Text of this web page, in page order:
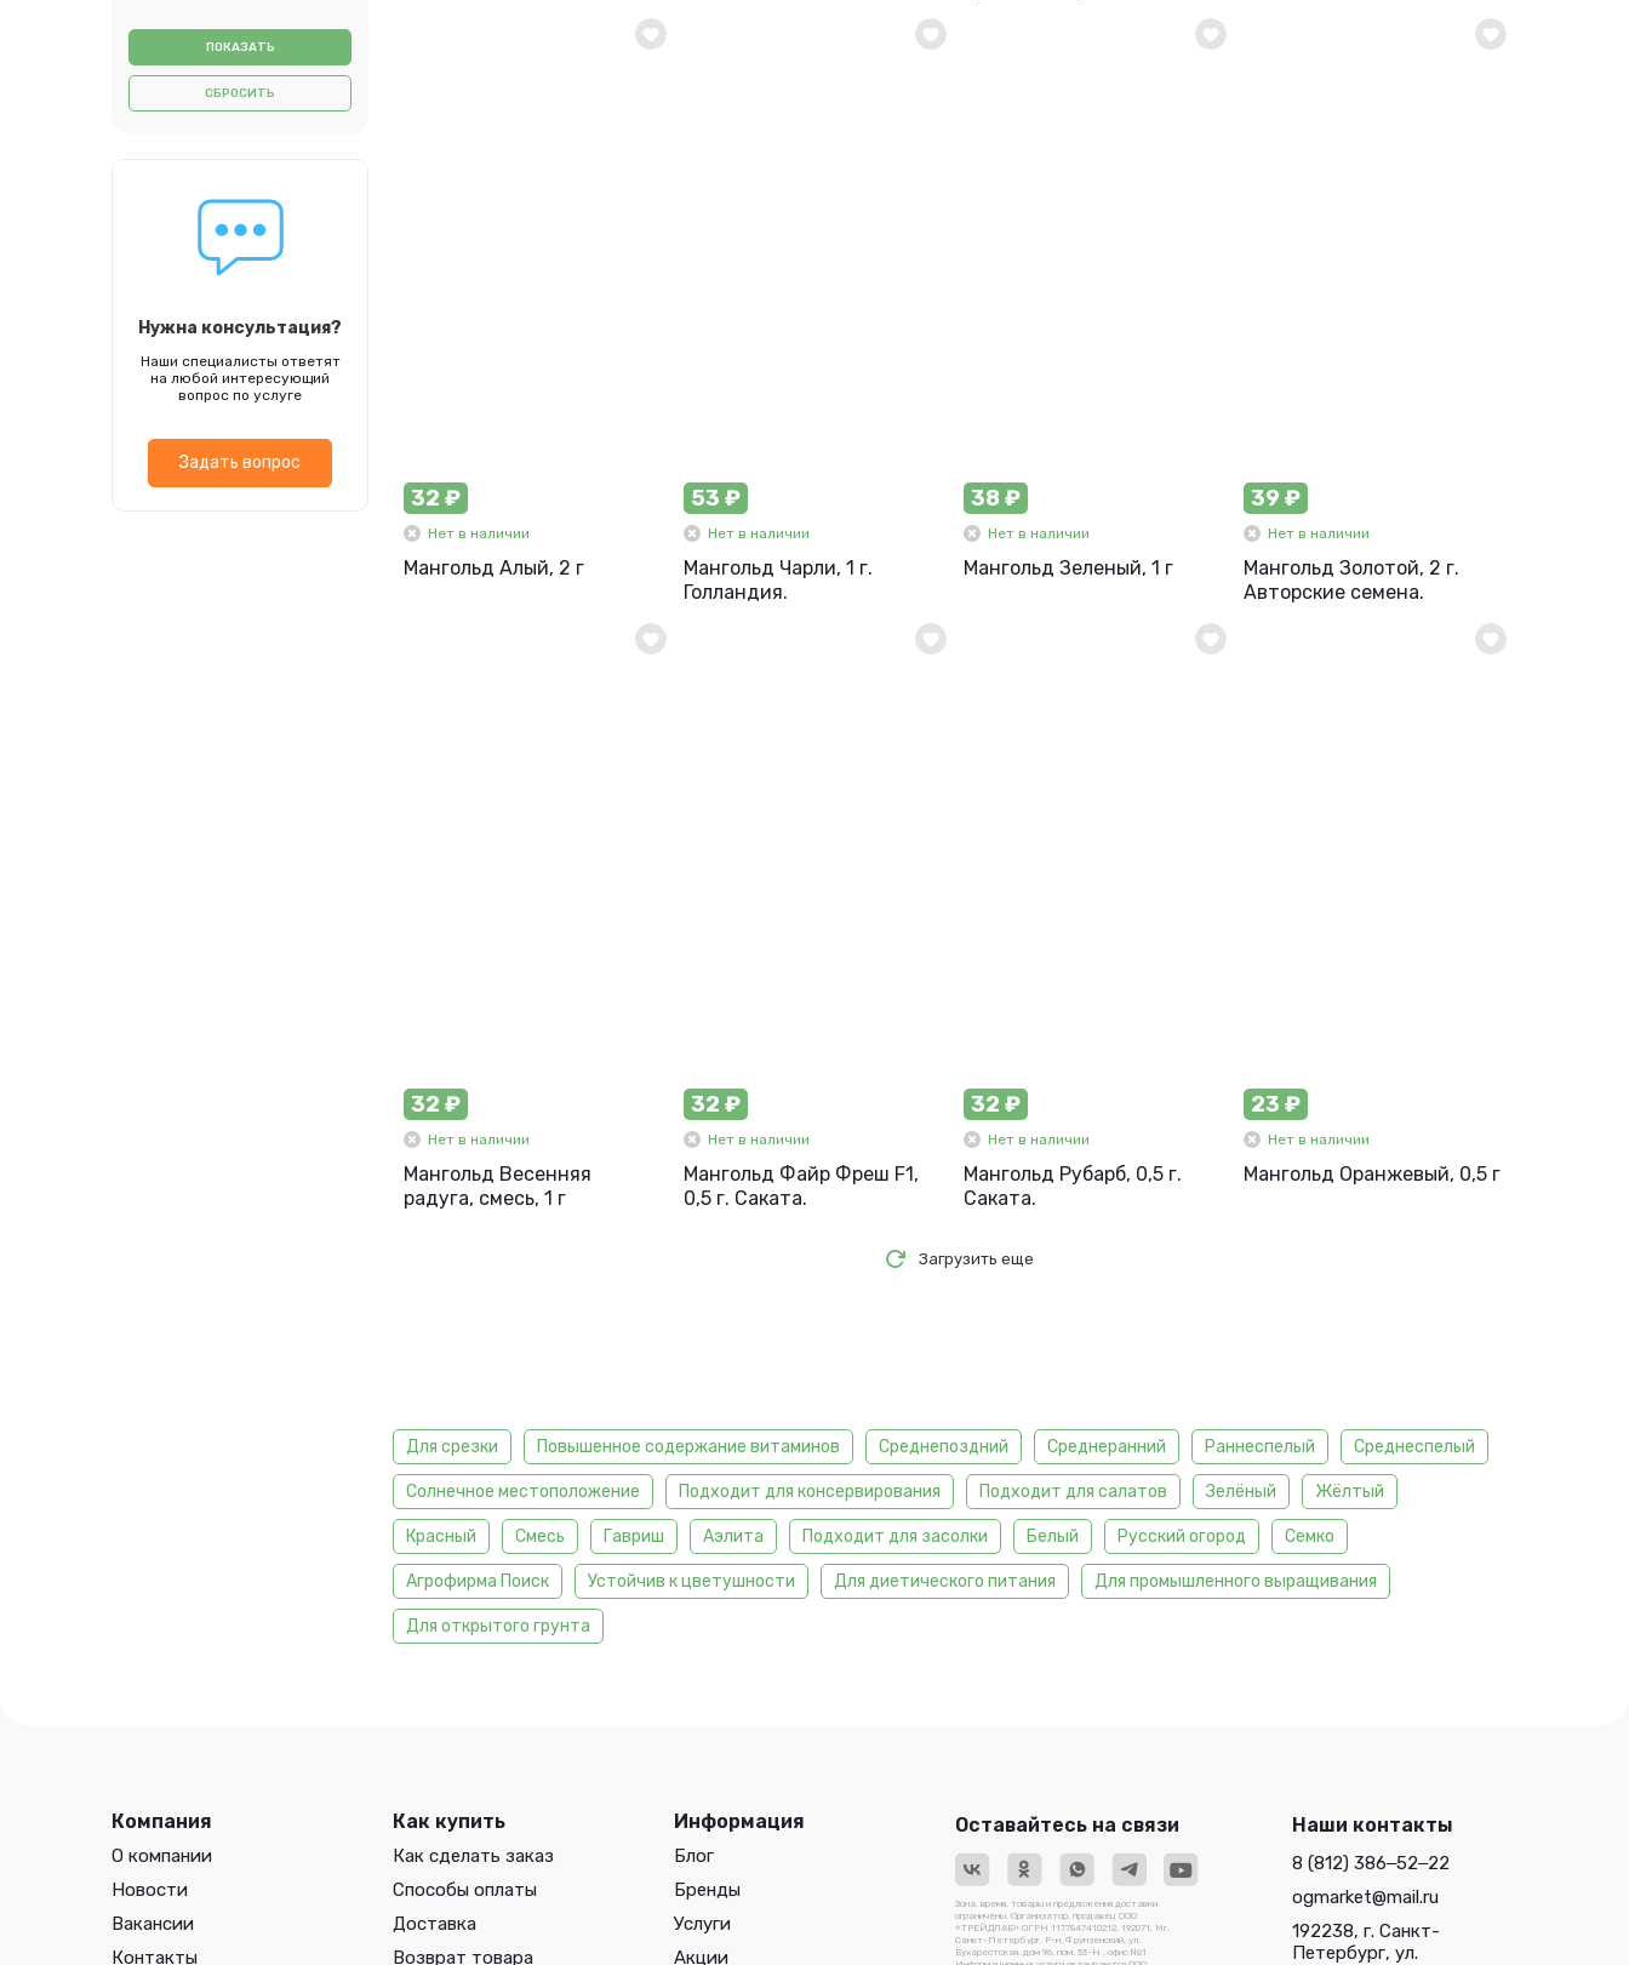
СБРОСИТЬ
Нужна консультация?
Наши специалисты ответят
на любой интересующий
вопрос по услуге
Задать вопрос
32 ₽
Нет в наличии
Мангольд Алый, 2 г
53 ₽
Нет в наличии
Мангольд Чарли, 1 г.
Голландия.
38 ₽
Нет в наличии
Мангольд Зеленый, 1 г
39 ₽
Нет в наличии
Мангольд Золотой, 2 г.
Авторские семена.
32 ₽
Нет в наличии
Мангольд Весенняя
радуга, смесь, 1 г
32 ₽
Нет в наличии
Мангольд Файр Фреш F1,
0,5 г. Саката.
32 ₽
Нет в наличии
Мангольд Рубарб, 0,5 г.
Саката.
23 ₽
Нет в наличии
Мангольд Оранжевый, 0,5 г
Загрузить еще
Для срезки Повышенное содержание витаминов Среднепоздний Среднеранний Раннеспелый Среднеспелый
Солнечное местоположение Подходит для консервирования Подходит для салатов Зелёный Жёлтый
Красный Смесь Гавриш Аэлита Подходит для засолки Белый Русский огород Семко
Агрофирма Поиск Устойчив к цветушности Для диетического питания Для промышленного выращивания
Для открытого грунта
Компания
О компании
Новости
Вакансии
Контакты
Как купить
Как сделать заказ
Способы оплаты
Доставка
Возврат товара
Информация
Блог
Бренды
Услуги
Акции
Оставайтесь на связи
Зона, время, товары и предложения доставки
ограничены. Организатор, продавец ООО
«ТРЕЙДЛАБ» ОГРН 1177847410212, 192071, Мг.
Санкт-Петербург, Р-н. Фрунзенский, ул.
Бухарестская, дом 96, пом. 33-Н , офис №1
Наши контакты
8 (812) 386‒52‒22
ogmarket@mail.ru
192238, г. Санкт-
Петербург, ул.